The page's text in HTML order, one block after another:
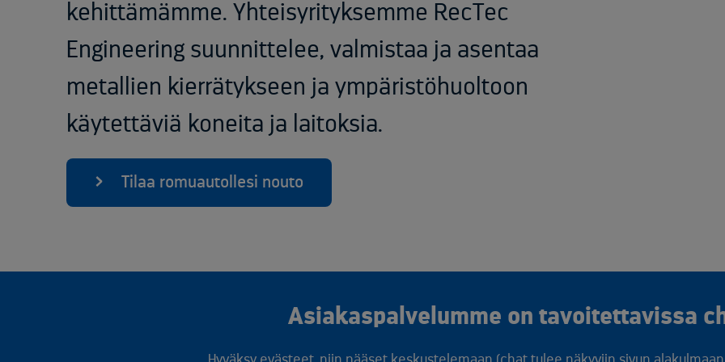
kehittämämme. Yhteisyrityksemme RecTec
Engineering suunnittelee, valmistaa ja asentaa
metallien kierrätykseen ja ympäristöhuoltoon
käytettäviä koneita ja laitoksia.
Tilaa romuautollesi nouto
Asiakaspalvelumme on tavoitettavissa